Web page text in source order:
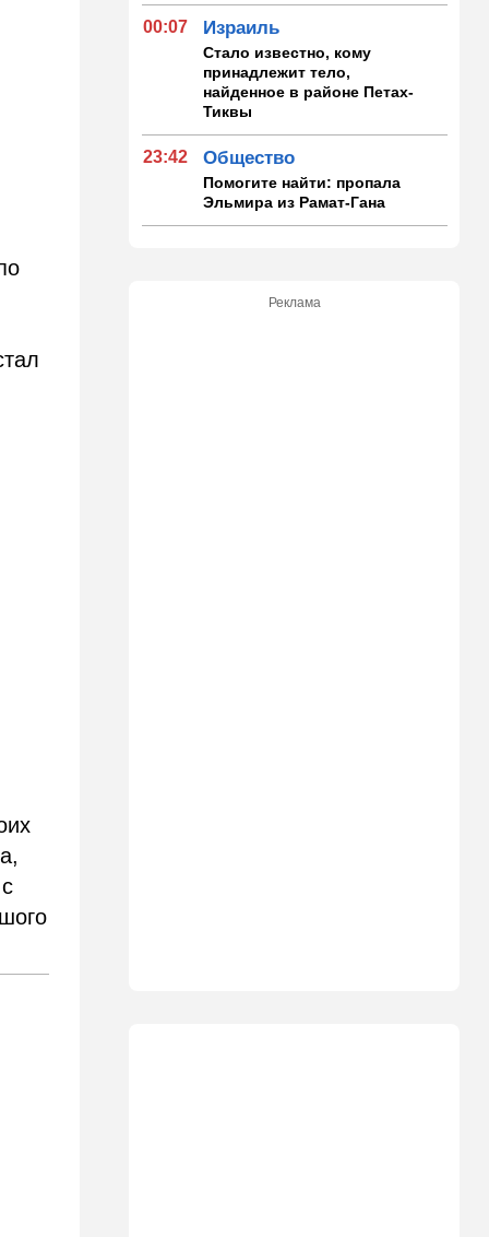
00:07 Израиль
Стало известно, кому
принадлежит тело,
найденное в районе Петах-
Тиквы
23:42 Общество
Помогите найти: пропала
Эльмира из Рамат-Гана
Реклама